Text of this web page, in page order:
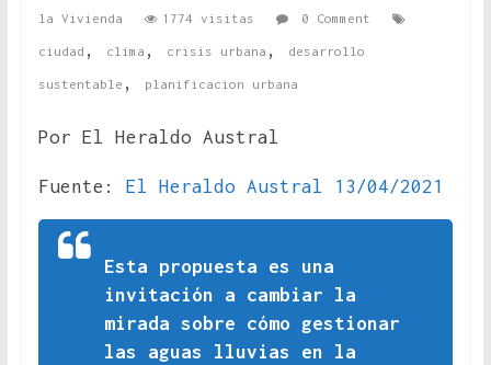
la Vivienda 1774 visitas 0 Comment
ciudad , clima , crisis urbana , desarrollo
sustentable , planificacion urbana
Por El Heraldo Austral
Fuente: El Heraldo Austral 13/04/2021
Esta propuesta es una
invitación a cambiar la
mirada sobre cómo gestionar
las aguas lluvias en la